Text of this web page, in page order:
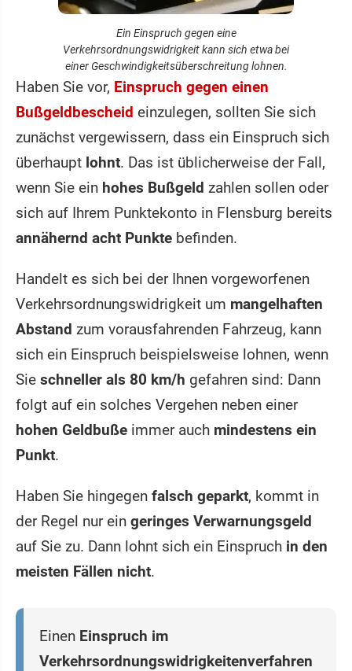
Ein Einspruch gegen eine
Verkehrsordnungswidrigkeit kann sich etwa bei
einer Geschwindigkeitsüberschreitung lohnen.
Haben Sie vor, Einspruch gegen einen
Bußgeldbescheid einzulegen, sollten Sie sich
zunächst vergewissern, dass ein Einspruch sich
überhaupt lohnt. Das ist üblicherweise der Fall,
wenn Sie ein hohes Bußgeld zahlen sollen oder
sich auf Ihrem Punktekonto in Flensburg bereits
annähernd acht Punkte befinden.
Handelt es sich bei der Ihnen vorgeworfenen
Verkehrsordnungswidrigkeit um mangelhaften
Abstand zum vorausfahrenden Fahrzeug, kann
sich ein Einspruch beispielsweise lohnen, wenn
Sie schneller als 80 km/h gefahren sind: Dann
folgt auf ein solches Vergehen neben einer
hohen Geldbuße immer auch mindestens ein
Punkt.
Haben Sie hingegen falsch geparkt, kommt in
der Regel nur ein geringes Verwarnungsgeld
auf Sie zu. Dann lohnt sich ein Einspruch in den
meisten Fällen nicht.
Einen Einspruch im
Verkehrsordnungswidrigkeitenverfahren